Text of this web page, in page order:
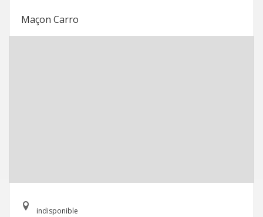
Maçon Carro
indisponible